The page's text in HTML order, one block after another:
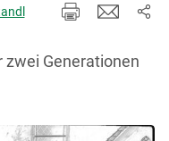
zwei Generationen